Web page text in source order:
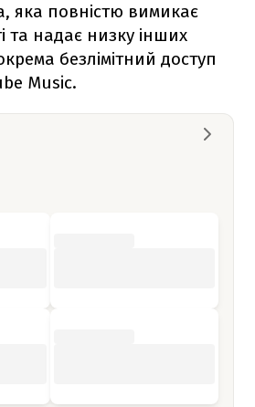
яка повністю вимикає
та надає низку інших
безлімітний доступ
Music.